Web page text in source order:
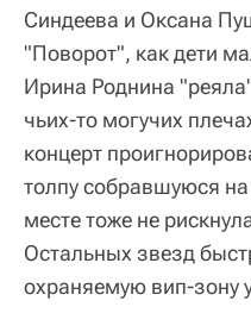
Синдеева и Оксана
"Поворот", как дети
Ирина Роднина
чьих-то могучих
концерт
толпу собравшуюся
месте тоже не
Остальных звезд
охраняемую вип-зону